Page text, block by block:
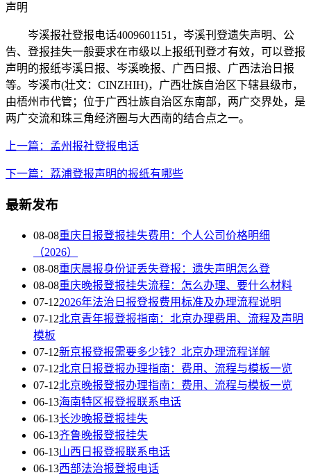
声明
岑溪报社登报电话4009601151，岑溪刊登遗失声明、公
告、登报挂失一般要求在市级以上报纸刊登才有效，可以登报
声明的报纸岑溪日报、岑溪晚报、广西日报、广西法治日报
等。岑溪市(壮文：CINZHIH)，广西壮族自治区下辖县级市，
由梧州市代管；位于广西壮族自治区东南部，两广交界处，是
两广交流和珠三角经济圈与大西南的结合点之一。
上一篇：孟州报社登报电话
下一篇：荔浦登报声明的报纸有哪些
最新发布
08-08重庆日报登报挂失费用：个人公司价格明细
（2026）
08-08重庆晨报身份证丢失登报：遗失声明怎么登
08-08重庆晚报登报挂失流程：怎么办理、要什么材料
07-122026年法治日报登报费用标准及办理流程说明
07-12北京青年报登报指南：北京办理费用、流程及声明
模板
07-12新京报登报需要多少钱？北京办理流程详解
07-12北京日报登报办理指南：费用、流程与模板一览
07-12北京晚报登报办理指南：费用、流程与模板一览
06-13海南特区报登报联系电话
06-13长沙晚报登报挂失
06-13齐鲁晚报登报挂失
06-13山西日报登报联系电话
06-13西部法治报登报电话